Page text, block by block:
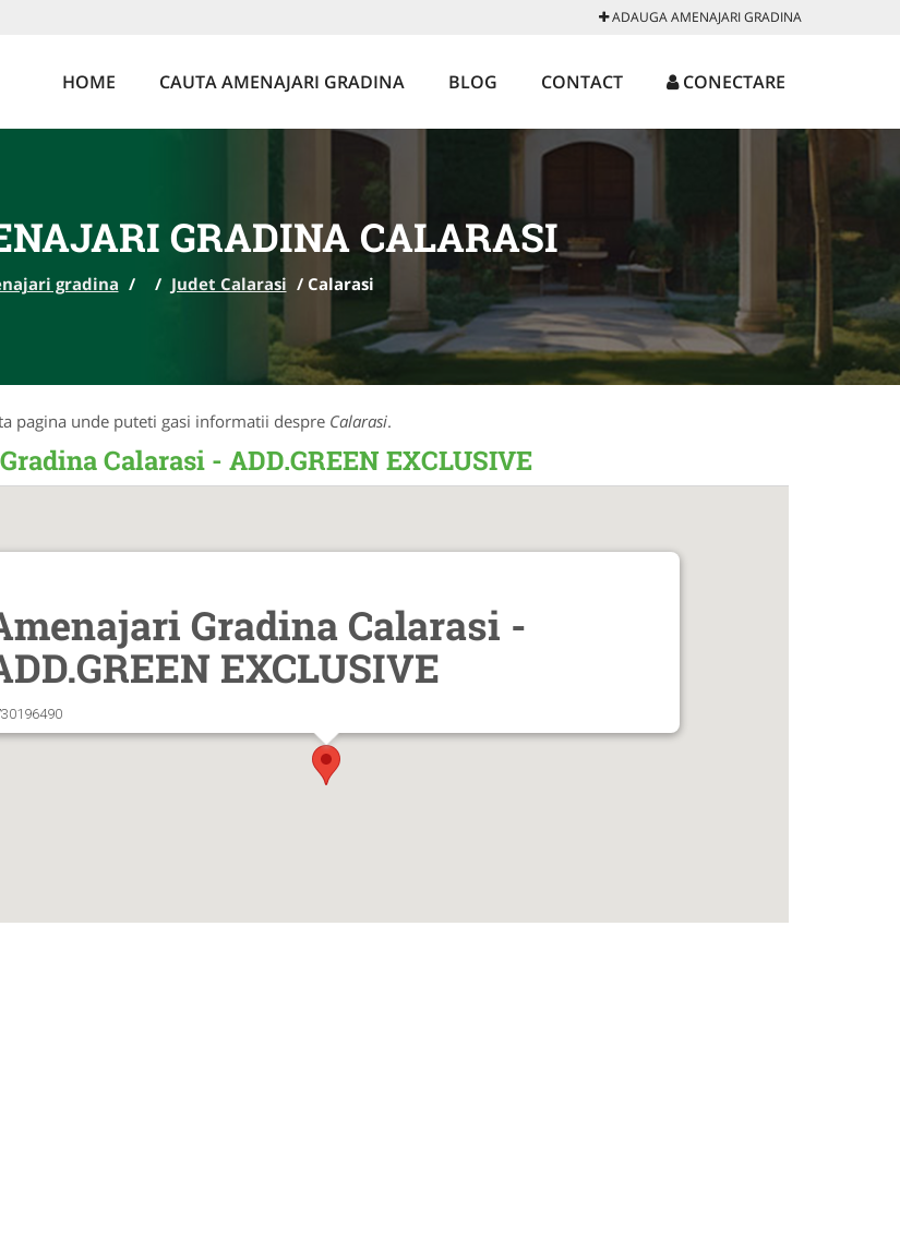
ADAUGA AMENAJARI GRADINA
HOME CAUTA AMENAJARI GRADINA BLOG CONTACT CONECTARE
GRADINA CALARASI
gradina / / Judet Calarasi / Calarasi
pagina unde puteti gasi informatii despre Calarasi.
Calarasi - ADD.GREEN EXCLUSIVE
Gradina Calarasi -
EXCLUSIVE